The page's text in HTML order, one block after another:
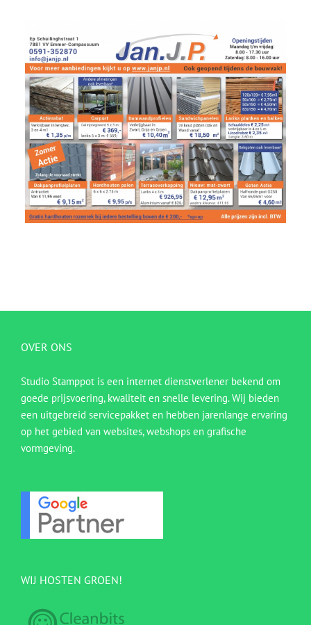
OVER ONS
Studio Stamppot is een internet dienstverlener bekend om
goede prijsvoering, kwaliteit en snelle levering. Wij bieden
een uitgebreid servicepakket en hebben jarenlange ervaring
op het gebied van websites, webshops en grafische
vormgeving.
WIJ HOSTEN GROEN!